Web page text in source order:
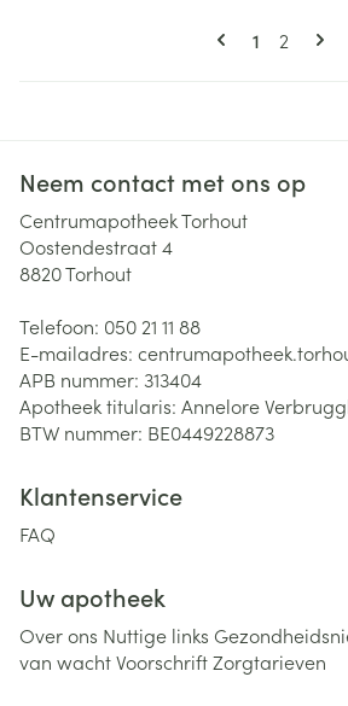
Pagina's
U lees
1 Pagina
2
Neem contact met ons op
Centrumapotheek Torhout
Oostendestraat 4
8820Torhout
Telefoon: 050 21 11 88
E-mailadres:
APB nummer: 313404
Apotheek titularis: Annelore
BTW nummer: BE0449228873
Klantenservice
FAQ
Uw apotheek
Over ons Nuttige links
van wachtVoorschriftZorgtarieven